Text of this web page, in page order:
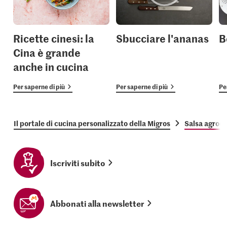
Ricette cinesi: la
Cina è grande
anche in cucina
Per saperne di più
Sbucciare l'ananas
Per saperne di più
Il portale di cucina personalizzato della Migros Salsa
Iscriviti subito
Abbonati alla newsletter